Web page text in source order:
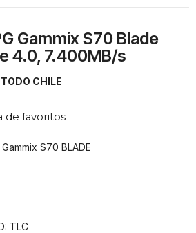
Gammix S70 Blade
4.0, 7.400MB/s
CHILE
de favoritos
S70 BLADE
TLC